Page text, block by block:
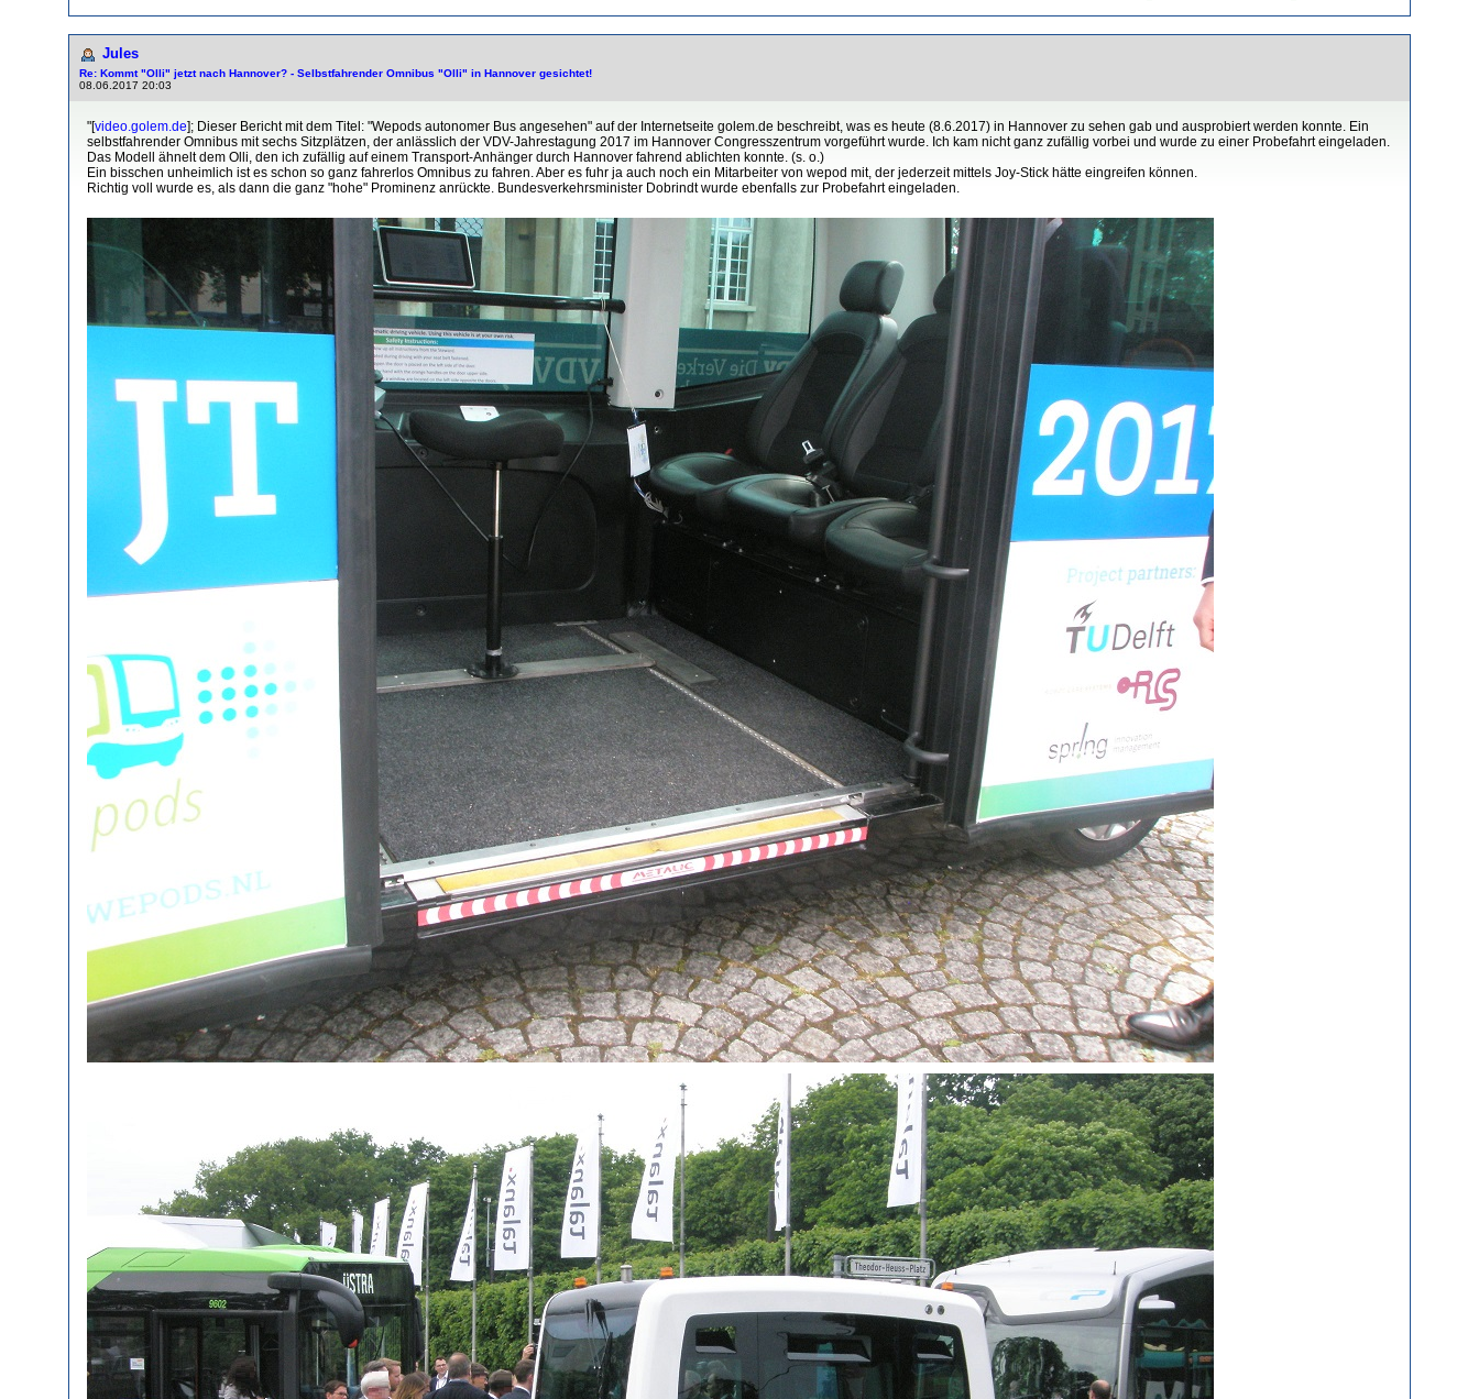
Jules
Re: Kommt "Olli" jetzt nach Hannover? - Selbstfahrender Omnibus "Olli" in Hannover gesichtet!
08.06.2017 20:03
"[video.golem.de]; Dieser Bericht mit dem Titel: "Wepods autonomer Bus angesehen" auf der Internetseite golem.de beschreibt, was es heute (8.6.2017) in Hannover zu sehen gab und ausprobiert werden konnte. Ein
selbstfahrender Omnibus mit sechs Sitzplätzen, der anlässlich der VDV-Jahrestagung 2017 im Hannover Congresszentrum vorgeführt wurde. Ich kam nicht ganz zufällig vorbei und wurde zu einer Probefahrt eingeladen.
Das Modell ähnelt dem Olli, den ich zufällig auf einem Transport-Anhänger durch Hannover fahrend ablichten konnte. (s. o.)
Ein bisschen unheimlich ist es schon so ganz fahrerlos Omnibus zu fahren. Aber es fuhr ja auch noch ein Mitarbeiter von wepod mit, der jederzeit mittels Joy-Stick hätte eingreifen können.
Richtig voll wurde es, als dann die ganz "hohe" Prominenz anrückte. Bundesverkehrsminister Dobrindt wurde ebenfalls zur Probefahrt eingeladen.